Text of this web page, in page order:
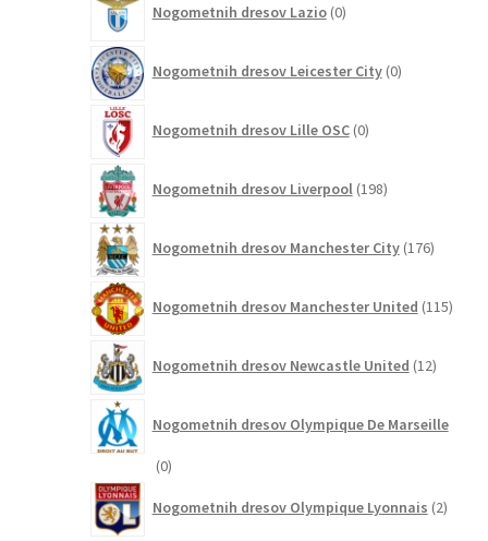
Nogometnih dresov Lazio 0izdelkov
Nogometnih dresov Leicester City 0izdelkov
Nogometnih dresov Lille OSC 0izdelkov
Nogometnih dresov Liverpool 198izdelkov
Nogometnih dresov Manchester City 176izdelkov
Nogometnih dresov Manchester United 115
Nogometnih dresov Newcastle United 12izdelkov
Nogometnih dresov Olympique De Marseille
00
Nogometnih dresov Olympique Lyonnais 2izdelka